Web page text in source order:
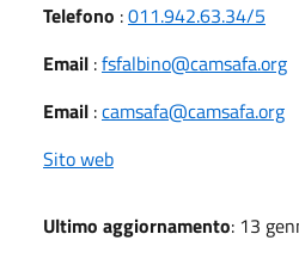
Telefono :011.942.63.34/5
Email :fsfalbino@camsafa.org
Email :camsafa@camsafa.org
Sito web
Ultimo aggiornamento: 13